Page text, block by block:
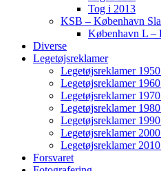
Tog i 2013
KSB – København
København L –
Diverse
Legetøjsreklamer
Legetøjsreklamer
Legetøjsreklamer
Legetøjsreklamer
Legetøjsreklamer
Legetøjsreklamer
Legetøjsreklamer
Legetøjsreklamer
Forsvaret